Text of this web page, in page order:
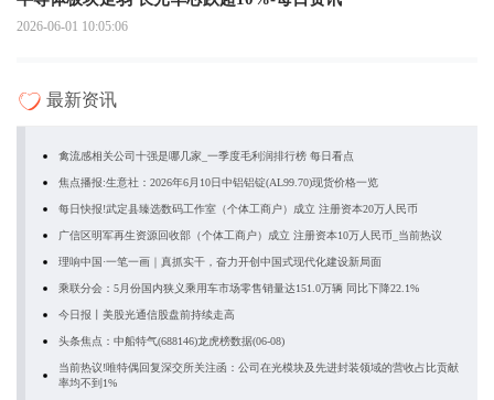
2026-06-01 10:05:06
最新资讯
禽流感相关公司十强是哪几家_一季度毛利润排行榜 每日看点
焦点播报:生意社：2026年6月10日中铝铝锭(AL99.70)现货价格一览
每日快报!武定县臻选数码工作室（个体工商户）成立 注册资本20万人民币
广信区明军再生资源回收部（个体工商户）成立 注册资本10万人民币_当前热议
理响中国·一笔一画｜真抓实干，奋力开创中国式现代化建设新局面
乘联分会：5月份国内狭义乘用车市场零售销量达151.0万辆 同比下降22.1%
今日报丨美股光通信股盘前持续走高
头条焦点：中船特气(688146)龙虎榜数据(06-08)
当前热议!唯特偶回复深交所关注函：公司在光模块及先进封装领域的营收占比贡献
率均不到1%